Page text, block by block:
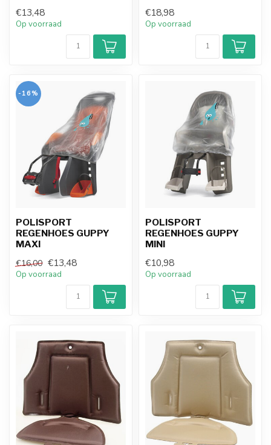
€13,48
Op voorraad
€18,98
Op voorraad
-16%
POLISPORT
REGENHOES GUPPY
MAXI
€16,00 €13,48
Op voorraad
POLISPORT
REGENHOES GUPPY
MINI
€10,98
Op voorraad